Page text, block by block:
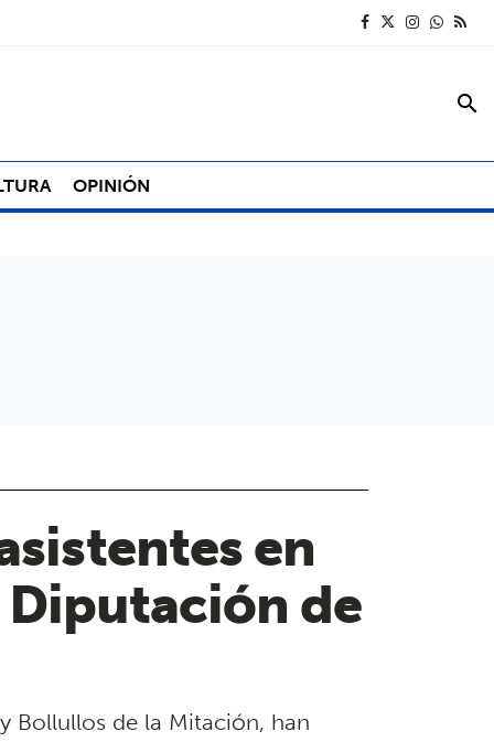
search
OPINIÓN
en
de
Bollullos de la Mitación, han